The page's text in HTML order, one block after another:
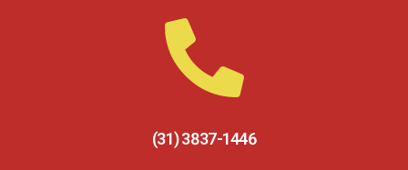
(31) 3837-1446